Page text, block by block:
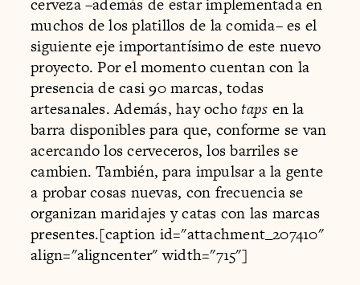
cerveza –además de estar implementada en
muchos de los platillos de la comida– es el
siguiente eje importantísimo de este nuevo
proyecto. Por el momento cuentan con la
presencia de casi 90 marcas, todas
artesanales. Además, hay ochotaps en la
barra disponibles para que, conforme se van
acercando los cerveceros, los barriles se
cambien. También, para impulsar a la gente
a probar cosas nuevas, con frecuencia se
organizan maridajes y catas con las marcas
presentes.[caption id="attachment_207410"
align="aligncenter" width="715"]